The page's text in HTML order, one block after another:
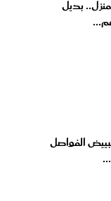
بديل
الفواصل